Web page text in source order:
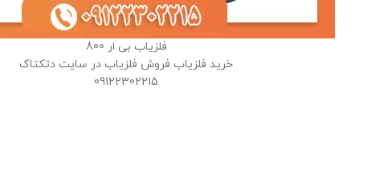
فلزیاب بی ار 800
خرید فلزیاب فروش فلزیاب در سایت دتکتاک
09122302215